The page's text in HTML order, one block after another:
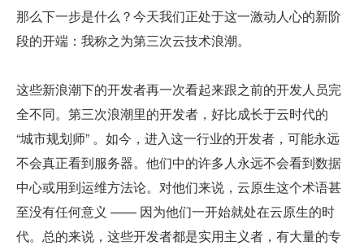
那么下一步是什么？今天我们正处于这一激动人心的新阶
段的开端：我称之为第三次云技术浪潮。
这些新浪潮下的开发者再一次看起来跟之前的开发人员完
全不同。第三次浪潮里的开发者，好比成长于云时代的
“城市规划师” 。如今，进入这一行业的开发者，可能永远
不会真正看到服务器。他们中的许多人永远不会看到数据
中心或用到运维方法论。对他们来说，云原生这个术语甚
至没有任何意义 —— 因为他们一开始就处在云原生的时
代。总的来说，这些开发者都是实用主义者，有大量的专